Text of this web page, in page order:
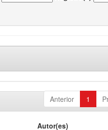
Anterior 1
Autor(es)